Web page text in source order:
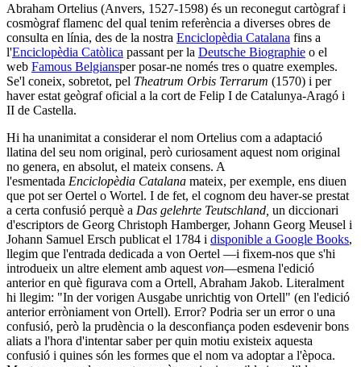
Abraham Ortelius (Anvers, 1527-1598) és un reconegut cartògraf i
cosmògraf flamenc del qual tenim referència a diverses obres de
consulta en línia, des de la nostra Enciclopèdia Catalana fins a
l'Enciclopèdia Catòlica passant per la Deutsche Biographie o el
web Famous Belgiansper posar-ne només tres o quatre exemples.
Se'l coneix, sobretot, pel Theatrum Orbis Terrarum (1570) i per
haver estat geògraf oficial a la cort de Felip I de Catalunya-Aragó i
II de Castella.
Hi ha unanimitat a considerar el nom Ortelius com a adaptació
llatina del seu nom original, però curiosament aquest nom original
no genera, en absolut, el mateix consens. A
l'esmentada Enciclopèdia Catalana mateix, per exemple, ens diuen
que pot ser Oertel o Wortel. I de fet, el cognom deu haver-se prestat
a certa confusió perquè a Das gelehrte Teutschland, un diccionari
d'escriptors de Georg Christoph Hamberger, Johann Georg Meusel i
Johann Samuel Ersch publicat el 1784 i disponible a Google Books,
llegim que l'entrada dedicada a von Oertel ―i fixem-nos que s'hi
introdueix un altre element amb aquest von―esmena l'edició
anterior en què figurava com a Ortell, Abraham Jakob. Literalment
hi llegim: "In der vorigen Ausgabe unrichtig von Ortell" (en l'edició
anterior erròniament von Ortell). Error? Podria ser un error o una
confusió, però la prudència o la desconfiança poden esdevenir bons
aliats a l'hora d'intentar saber per quin motiu existeix aquesta
confusió i quines són les formes que el nom va adoptar a l'època.